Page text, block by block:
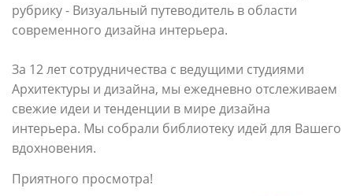
рубрику - Визуальный путеводитель в области
современного дизайна интерьера.
За 12 лет сотрудничества с ведущими студиями
Архитектуры и дизайна, мы ежедневно отслеживаем
свежие идеи и тенденции в мире дизайна
интерьера. Мы собрали библиотеку идей для Вашего
вдохновения.
Приятного просмотра!